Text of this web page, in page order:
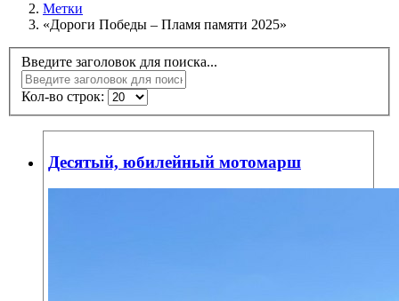
Метки
«Дороги Победы – Пламя памяти 2025»
Введите заголовок для поиска...
Кол-во строк:
Десятый, юбилейный мотомарш